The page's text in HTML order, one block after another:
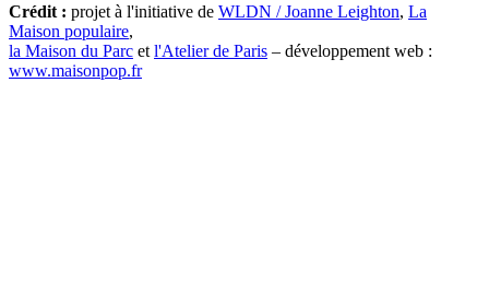
Crédit : projet à l'initiative de WLDN / Joanne Leighton, La
Maison populaire,
la Maison du Parc et l'Atelier de Paris – développement web :
www.maisonpop.fr